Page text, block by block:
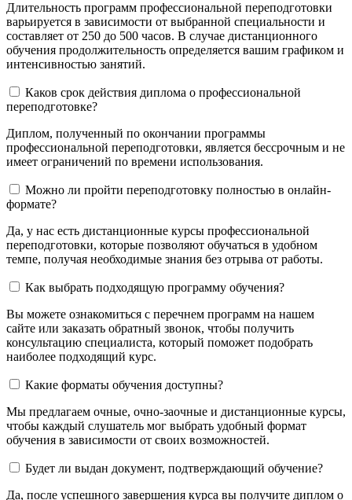
Длительность программ профессиональной переподготовки
варьируется в зависимости от выбранной специальности и
составляет от 250 до 500 часов. В случае дистанционного
обучения продолжительность определяется вашим графиком и
интенсивностью занятий.
Каков срок действия диплома о профессиональной
переподготовке?
Диплом, полученный по окончании программы
профессиональной переподготовки, является бессрочным и не
имеет ограничений по времени использования.
Можно ли пройти переподготовку полностью в онлайн-
формате?
Да, у нас есть дистанционные курсы профессиональной
переподготовки, которые позволяют обучаться в удобном
темпе, получая необходимые знания без отрыва от работы.
Как выбрать подходящую программу обучения?
Вы можете ознакомиться с перечнем программ на нашем
сайте или заказать обратный звонок, чтобы получить
консультацию специалиста, который поможет подобрать
наиболее подходящий курс.
Какие форматы обучения доступны?
Мы предлагаем очные, очно-заочные и дистанционные курсы,
чтобы каждый слушатель мог выбрать удобный формат
обучения в зависимости от своих возможностей.
Будет ли выдан документ, подтверждающий обучение?
Да, после успешного завершения курса вы получите диплом о